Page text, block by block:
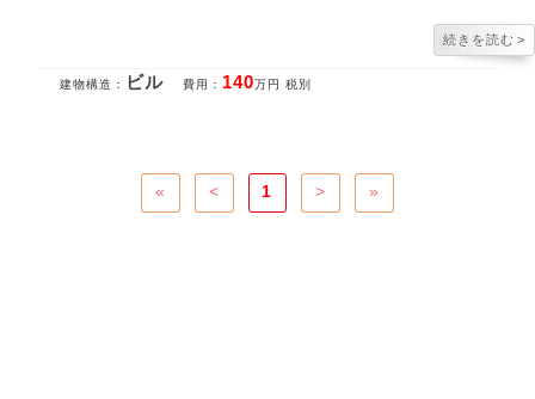
続きを読む >
建物構造： ビル 費用： 140万円 税別
« < 1 > »